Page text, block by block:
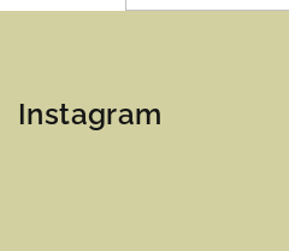
Instagram